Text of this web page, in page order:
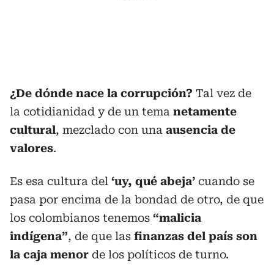
¿De dónde nace la corrupción? Tal vez de
la cotidianidad y de un tema netamente
cultural, mezclado con una ausencia de
valores.
Es esa cultura del ‘uy, qué abeja’ cuando se
pasa por encima de la bondad de otro, de que
los colombianos tenemos “malicia
indígena”, de que las finanzas del país son
la caja menor de los políticos de turno.